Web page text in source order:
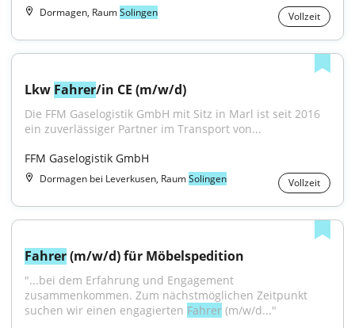
Dormagen, RaumSolingen Vollzeit
Lkw Fahrer/in CE (m/w/d)
Die FFM Gaselogistik GmbH mit Sitz in Marl ist seit 2016
ein zuverlässiger Partner im Transport von...
FFM Gaselogistik GmbH
Dormagen bei Leverkusen, RaumSolingen Vollzeit
Fahrer (m/w/d) für Möbelspedition
"...bei dem Erfahrung und Engagement
zusammenkommen. Zum nächstmöglichen Zeitpunkt
suchen wir einen engagierten Fahrer (m/w/d..."